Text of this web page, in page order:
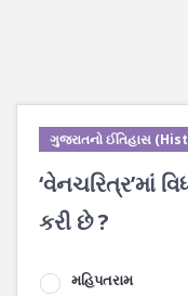
ગુજરાતનો ઈતિહાસ
‘વેનચરિત્ર’માં
કરી છે ?
મહિપતરામ